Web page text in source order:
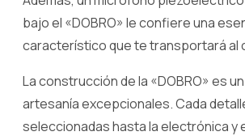
bajo el «DOBRO» le confiere una
característico que te transportará al
La construcción de la «DOBRO» es
artesanía excepcionales. Cada
seleccionadas hasta la electrónica y